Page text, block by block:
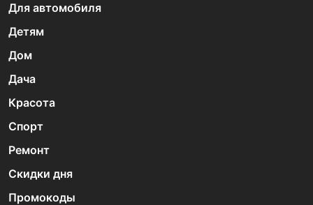
Для автомобиля
Детям
Дом
Дача
Красота
Спорт
Ремонт
Скидки дня
Промокоды